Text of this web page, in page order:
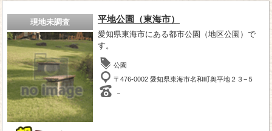
現地未調査 平地公園（東海市）
愛知県東海市にある都市公園（地区公園）で
す。
公園
〒476-0002 愛知県東海市名和町奥平地２３−５
－